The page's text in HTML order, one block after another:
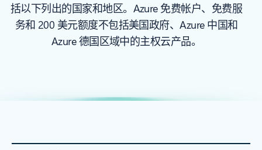
括以下列出的国家和地区。Azure 免费帐户、免费服
务和 200 美元额度不包括美国政府、Azure 中国和
Azure 德国区域中的主权云产品。